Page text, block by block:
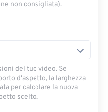
non consigliata).
del tuo video. Se
d'aspetto, la larghezza
per calcolare la nuova
scelto.